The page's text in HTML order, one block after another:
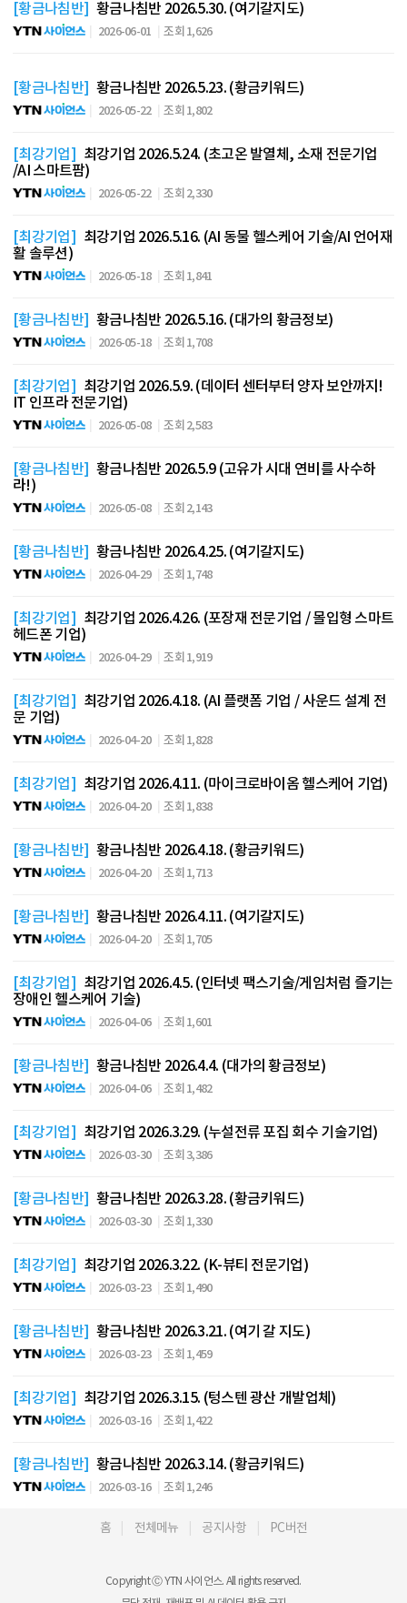
[황금나침반] 황금나침반 2026.5.30. (여기갈지도)
2026-06-01 조회 1,626
[황금나침반] 황금나침반 2026.5.23. (황금키워드)
2026-05-22 조회 1,802
[최강기업] 최강기업 2026.5.24. (초고온 발열체, 소재 전문기업
/AI 스마트팜)
2026-05-22 조회 2,330
[최강기업] 최강기업 2026.5.16. (AI 동물 헬스케어 기술/AI 언어재
활 솔루션)
2026-05-18 조회 1,841
[황금나침반] 황금나침반 2026.5.16. (대가의 황금정보)
2026-05-18 조회 1,708
[최강기업] 최강기업 2026.5.9. (데이터 센터부터 양자 보안까지!
IT 인프라 전문기업)
2026-05-08 조회 2,583
[황금나침반] 황금나침반 2026.5.9 (고유가 시대 연비를 사수하
라!)
2026-05-08 조회 2,143
[황금나침반] 황금나침반 2026.4.25. (여기갈지도)
2026-04-29 조회 1,748
[최강기업] 최강기업 2026.4.26. (포장재 전문기업 / 몰입형 스마트
헤드폰 기업)
2026-04-29 조회 1,919
[최강기업] 최강기업 2026.4.18. (AI 플랫폼 기업 / 사운드 설계 전
문 기업)
2026-04-20 조회 1,828
[최강기업] 최강기업 2026.4.11. (마이크로바이옴 헬스케어 기업)
2026-04-20 조회 1,838
[황금나침반] 황금나침반 2026.4.18. (황금키워드)
2026-04-20 조회 1,713
[황금나침반] 황금나침반 2026.4.11. (여기갈지도)
2026-04-20 조회 1,705
[최강기업] 최강기업 2026.4.5. (인터넷 팩스기술/게임처럼 즐기는
장애인 헬스케어 기술)
2026-04-06 조회 1,601
[황금나침반] 황금나침반 2026.4.4. (대가의 황금정보)
2026-04-06 조회 1,482
[최강기업] 최강기업 2026.3.29. (누설전류 포집 회수 기술기업)
2026-03-30 조회 3,386
[황금나침반] 황금나침반 2026.3.28. (황금키워드)
2026-03-30 조회 1,330
[최강기업] 최강기업 2026.3.22. (K-뷰티 전문기업)
2026-03-23 조회 1,490
[황금나침반] 황금나침반 2026.3.21. (여기 갈 지도)
2026-03-23 조회 1,459
[최강기업] 최강기업 2026.3.15. (텅스텐 광산 개발업체)
2026-03-16 조회 1,422
[황금나침반] 황금나침반 2026.3.14. (황금키워드)
2026-03-16 조회 1,246
홈 전체메뉴 공지사항 PC버전
Copyright Ⓒ YTN 사이언스. All rights reserved.